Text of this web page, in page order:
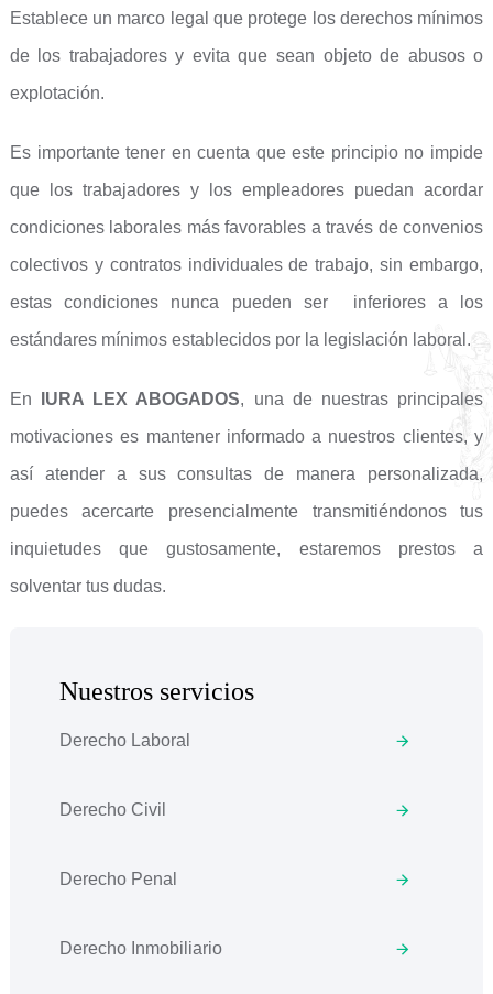
Establece un marco legal que protege los derechos mínimos
de los trabajadores y evita que sean objeto de abusos o
explotación.
Es importante tener en cuenta que este principio no impide
que los trabajadores y los empleadores puedan acordar
condiciones laborales más favorables a través de convenios
colectivos y contratos individuales de trabajo, sin embargo,
estas condiciones nunca pueden ser inferiores a los
estándares mínimos establecidos por la legislación laboral.
En IURA LEX ABOGADOS, una de nuestras principales
motivaciones es mantener informado a nuestros clientes, y
así atender a sus consultas de manera personalizada,
puedes acercarte presencialmente transmitiéndonos tus
inquietudes que gustosamente, estaremos prestos a
solventar tus dudas.
Nuestros servicios
Derecho Laboral
Derecho Civil
Derecho Penal
Derecho Inmobiliario